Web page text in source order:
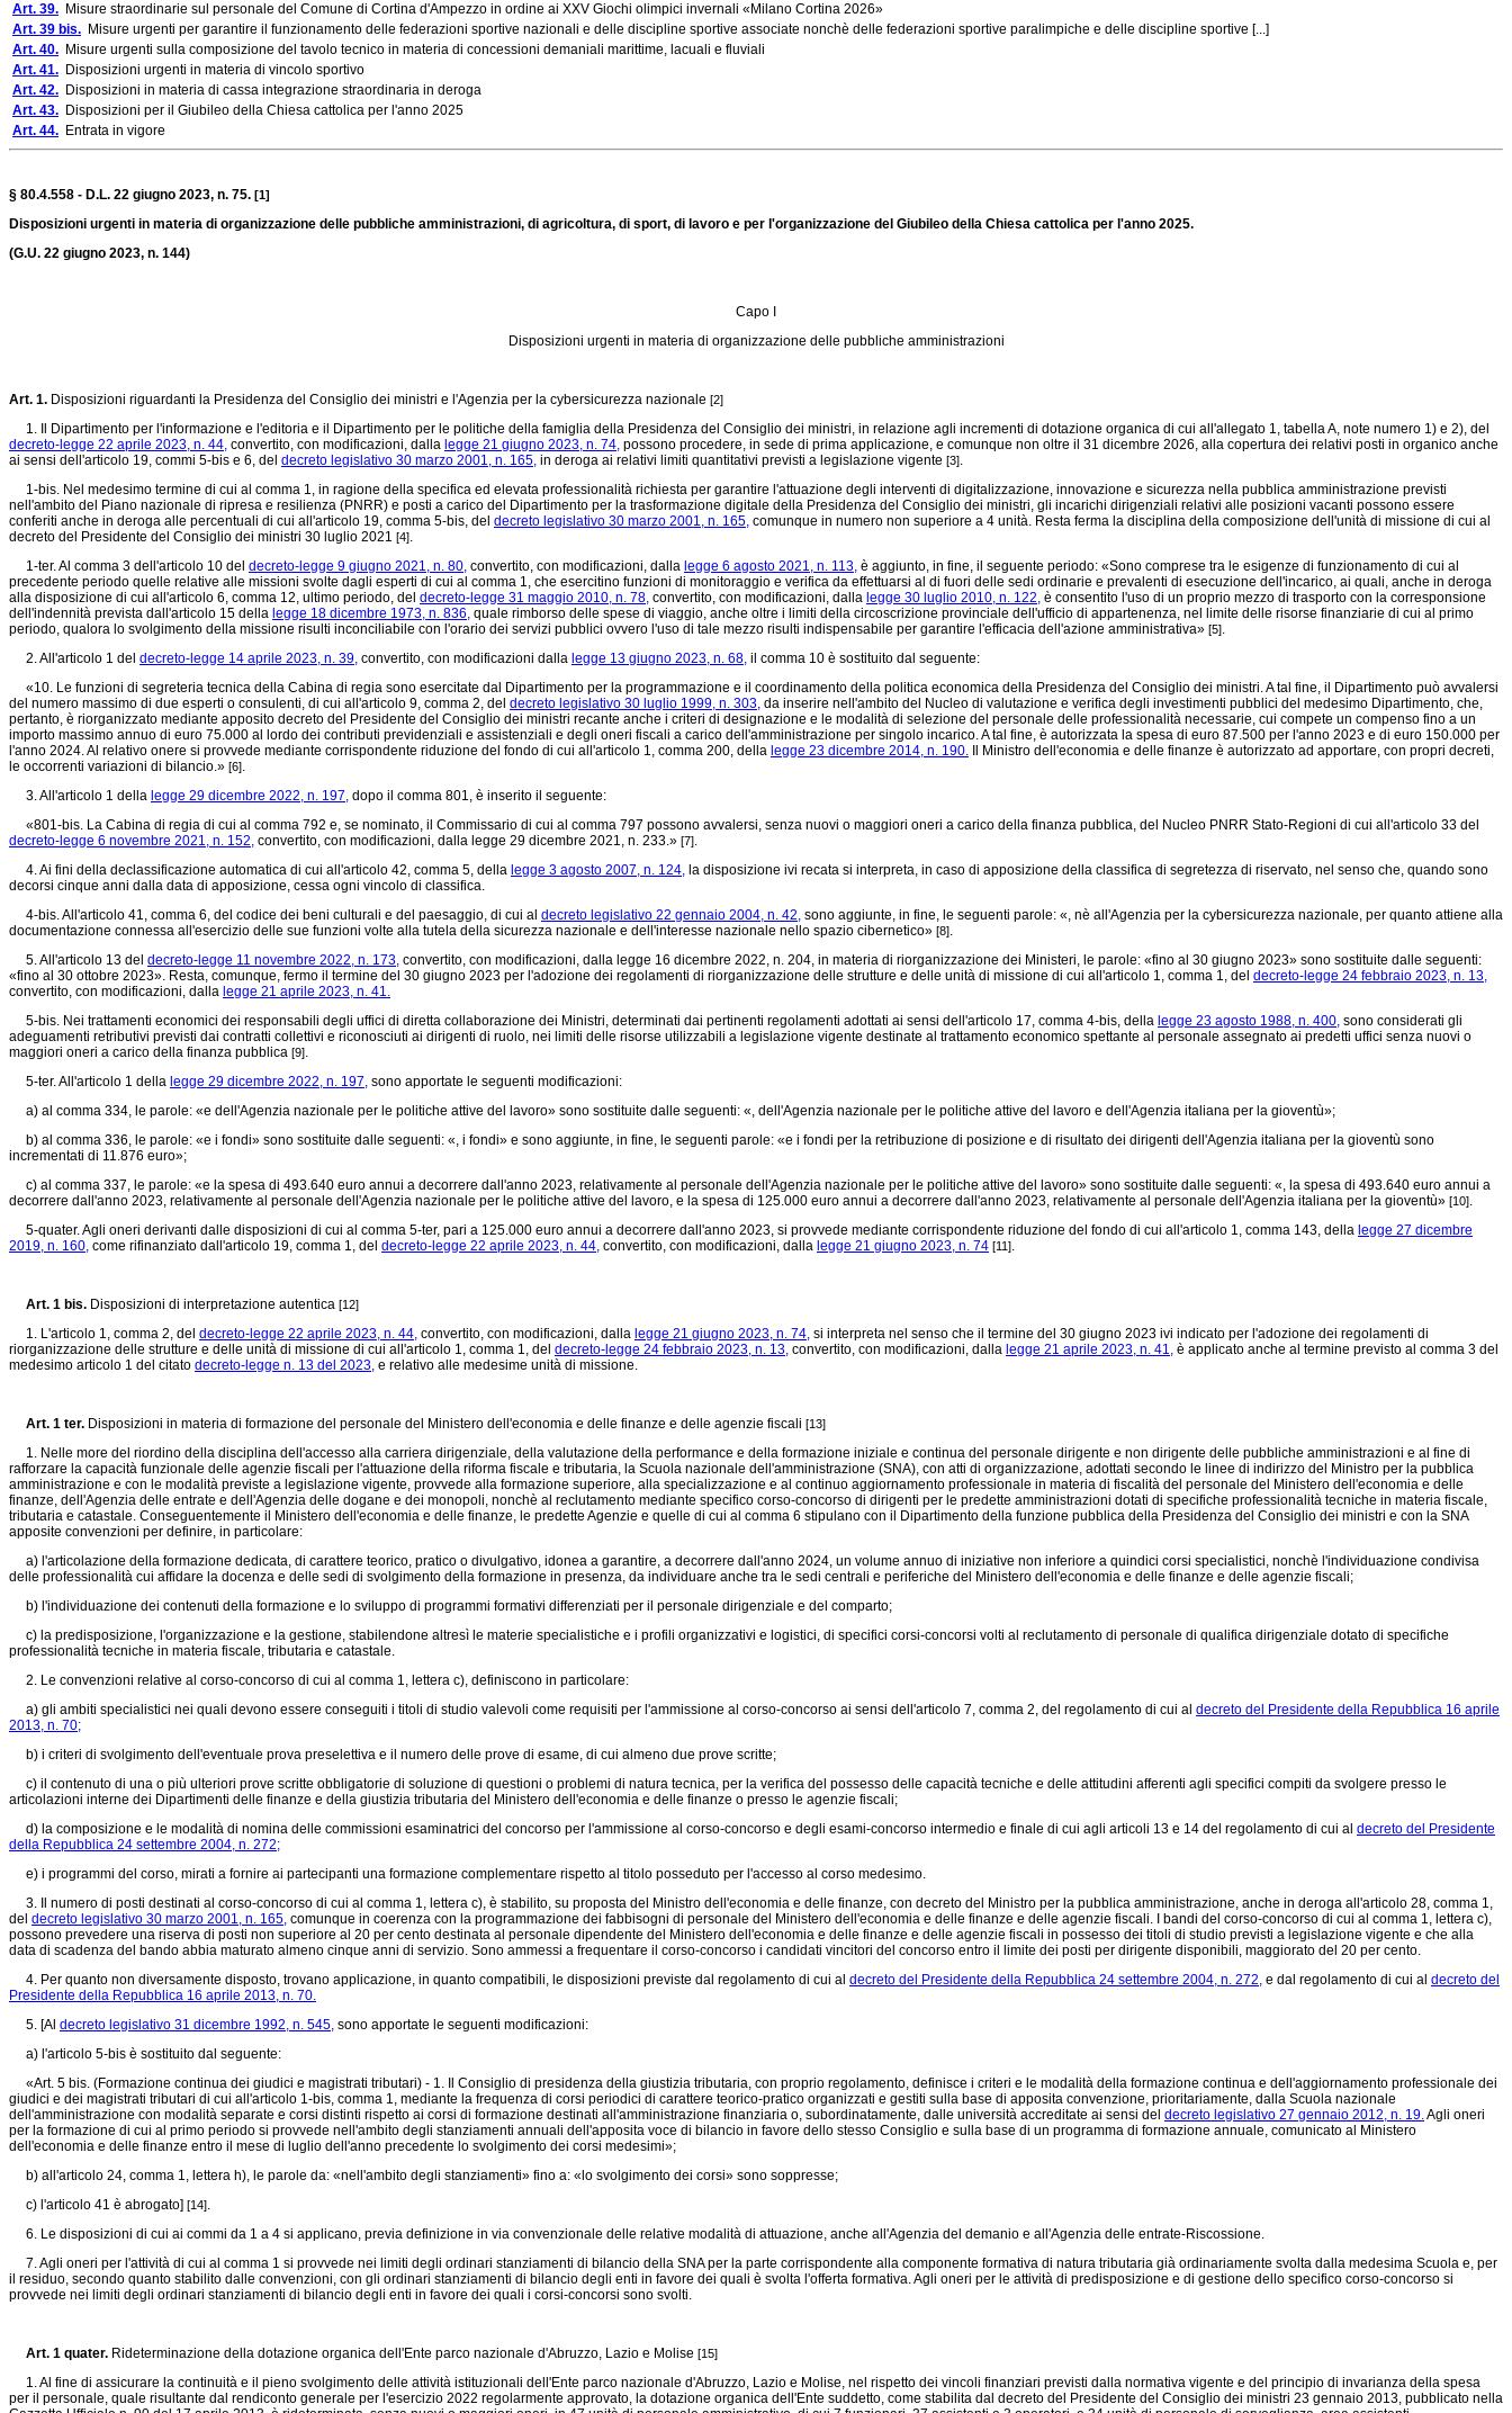
Art. 39. Misure straordinarie sul personale del Comune di Cortina d'Ampezzo in ordine ai XXV Giochi olimpici invernali «Milano Cortina 2026»
Art. 39 bis. Misure urgenti per garantire il funzionamento delle federazioni sportive nazionali e delle discipline sportive associate nonchè delle federazioni sportive paralimpiche e delle discipline sportive [...]
Art. 40. Misure urgenti sulla composizione del tavolo tecnico in materia di concessioni demaniali marittime, lacuali e fluviali
Art. 41. Disposizioni urgenti in materia di vincolo sportivo
Art. 42. Disposizioni in materia di cassa integrazione straordinaria in deroga
Art. 43. Disposizioni per il Giubileo della Chiesa cattolica per l'anno 2025
Art. 44. Entrata in vigore
§ 80.4.558 - D.L. 22 giugno 2023, n. 75. [1]
Disposizioni urgenti in materia di organizzazione delle pubbliche amministrazioni, di agricoltura, di sport, di lavoro e per l'organizzazione del Giubileo della Chiesa cattolica per l'anno 2025.
(G.U. 22 giugno 2023, n. 144)
Capo I
Disposizioni urgenti in materia di organizzazione delle pubbliche amministrazioni
Art. 1. Disposizioni riguardanti la Presidenza del Consiglio dei ministri e l'Agenzia per la cybersicurezza nazionale [2]
1. Il Dipartimento per l'informazione e l'editoria e il Dipartimento per le politiche della famiglia della Presidenza del Consiglio dei ministri, in relazione agli incrementi di dotazione organica di cui all'allegato 1, tabella A, note numero 1) e 2), del
decreto-legge 22 aprile 2023, n. 44, convertito, con modificazioni, dalla legge 21 giugno 2023, n. 74, possono procedere, in sede di prima applicazione, e comunque non oltre il 31 dicembre 2026, alla copertura dei relativi posti in organico anche
ai sensi dell'articolo 19, commi 5-bis e 6, del decreto legislativo 30 marzo 2001, n. 165, in deroga ai relativi limiti quantitativi previsti a legislazione vigente [3].
1-bis. Nel medesimo termine di cui al comma 1, in ragione della specifica ed elevata professionalità richiesta per garantire l'attuazione degli interventi di digitalizzazione, innovazione e sicurezza nella pubblica amministrazione previsti
nell'ambito del Piano nazionale di ripresa e resilienza (PNRR) e posti a carico del Dipartimento per la trasformazione digitale della Presidenza del Consiglio dei ministri, gli incarichi dirigenziali relativi alle posizioni vacanti possono essere
conferiti anche in deroga alle percentuali di cui all'articolo 19, comma 5-bis, del decreto legislativo 30 marzo 2001, n. 165, comunque in numero non superiore a 4 unità. Resta ferma la disciplina della composizione dell'unità di missione di cui al
decreto del Presidente del Consiglio dei ministri 30 luglio 2021 [4].
1-ter. Al comma 3 dell'articolo 10 del decreto-legge 9 giugno 2021, n. 80, convertito, con modificazioni, dalla legge 6 agosto 2021, n. 113, è aggiunto, in fine, il seguente periodo: «Sono comprese tra le esigenze di funzionamento di cui al
precedente periodo quelle relative alle missioni svolte dagli esperti di cui al comma 1, che esercitino funzioni di monitoraggio e verifica da effettuarsi al di fuori delle sedi ordinarie e prevalenti di esecuzione dell'incarico, ai quali, anche in deroga
alla disposizione di cui all'articolo 6, comma 12, ultimo periodo, del decreto-legge 31 maggio 2010, n. 78, convertito, con modificazioni, dalla legge 30 luglio 2010, n. 122, è consentito l'uso di un proprio mezzo di trasporto con la corresponsione
dell'indennità prevista dall'articolo 15 della legge 18 dicembre 1973, n. 836, quale rimborso delle spese di viaggio, anche oltre i limiti della circoscrizione provinciale dell'ufficio di appartenenza, nel limite delle risorse finanziarie di cui al primo
periodo, qualora lo svolgimento della missione risulti inconciliabile con l'orario dei servizi pubblici ovvero l'uso di tale mezzo risulti indispensabile per garantire l'efficacia dell'azione amministrativa» [5].
2. All'articolo 1 del decreto-legge 14 aprile 2023, n. 39, convertito, con modificazioni dalla legge 13 giugno 2023, n. 68, il comma 10 è sostituito dal seguente:
«10. Le funzioni di segreteria tecnica della Cabina di regia sono esercitate dal Dipartimento per la programmazione e il coordinamento della politica economica della Presidenza del Consiglio dei ministri. A tal fine, il Dipartimento può avvalersi
del numero massimo di due esperti o consulenti, di cui all'articolo 9, comma 2, del decreto legislativo 30 luglio 1999, n. 303, da inserire nell'ambito del Nucleo di valutazione e verifica degli investimenti pubblici del medesimo Dipartimento, che,
pertanto, è riorganizzato mediante apposito decreto del Presidente del Consiglio dei ministri recante anche i criteri di designazione e le modalità di selezione del personale delle professionalità necessarie, cui compete un compenso fino a un
importo massimo annuo di euro 75.000 al lordo dei contributi previdenziali e assistenziali e degli oneri fiscali a carico dell'amministrazione per singolo incarico. A tal fine, è autorizzata la spesa di euro 87.500 per l'anno 2023 e di euro 150.000 per
l'anno 2024. Al relativo onere si provvede mediante corrispondente riduzione del fondo di cui all'articolo 1, comma 200, della legge 23 dicembre 2014, n. 190. Il Ministro dell'economia e delle finanze è autorizzato ad apportare, con propri decreti,
le occorrenti variazioni di bilancio.» [6].
3. All'articolo 1 della legge 29 dicembre 2022, n. 197, dopo il comma 801, è inserito il seguente:
«801-bis. La Cabina di regia di cui al comma 792 e, se nominato, il Commissario di cui al comma 797 possono avvalersi, senza nuovi o maggiori oneri a carico della finanza pubblica, del Nucleo PNRR Stato-Regioni di cui all'articolo 33 del
decreto-legge 6 novembre 2021, n. 152, convertito, con modificazioni, dalla legge 29 dicembre 2021, n. 233.» [7].
4. Ai fini della declassificazione automatica di cui all'articolo 42, comma 5, della legge 3 agosto 2007, n. 124, la disposizione ivi recata si interpreta, in caso di apposizione della classifica di segretezza di riservato, nel senso che, quando sono
decorsi cinque anni dalla data di apposizione, cessa ogni vincolo di classifica.
4-bis. All'articolo 41, comma 6, del codice dei beni culturali e del paesaggio, di cui al decreto legislativo 22 gennaio 2004, n. 42, sono aggiunte, in fine, le seguenti parole: «, nè all'Agenzia per la cybersicurezza nazionale, per quanto attiene alla
documentazione connessa all'esercizio delle sue funzioni volte alla tutela della sicurezza nazionale e dell'interesse nazionale nello spazio cibernetico» [8].
5. All'articolo 13 del decreto-legge 11 novembre 2022, n. 173, convertito, con modificazioni, dalla legge 16 dicembre 2022, n. 204, in materia di riorganizzazione dei Ministeri, le parole: «fino al 30 giugno 2023» sono sostituite dalle seguenti:
«fino al 30 ottobre 2023». Resta, comunque, fermo il termine del 30 giugno 2023 per l'adozione dei regolamenti di riorganizzazione delle strutture e delle unità di missione di cui all'articolo 1, comma 1, del decreto-legge 24 febbraio 2023, n. 13,
convertito, con modificazioni, dalla legge 21 aprile 2023, n. 41.
5-bis. Nei trattamenti economici dei responsabili degli uffici di diretta collaborazione dei Ministri, determinati dai pertinenti regolamenti adottati ai sensi dell'articolo 17, comma 4-bis, della legge 23 agosto 1988, n. 400, sono considerati gli
adeguamenti retributivi previsti dai contratti collettivi e riconosciuti ai dirigenti di ruolo, nei limiti delle risorse utilizzabili a legislazione vigente destinate al trattamento economico spettante al personale assegnato ai predetti uffici senza nuovi o
maggiori oneri a carico della finanza pubblica [9].
5-ter. All'articolo 1 della legge 29 dicembre 2022, n. 197, sono apportate le seguenti modificazioni:
a) al comma 334, le parole: «e dell'Agenzia nazionale per le politiche attive del lavoro» sono sostituite dalle seguenti: «, dell'Agenzia nazionale per le politiche attive del lavoro e dell'Agenzia italiana per la gioventù»;
b) al comma 336, le parole: «e i fondi» sono sostituite dalle seguenti: «, i fondi» e sono aggiunte, in fine, le seguenti parole: «e i fondi per la retribuzione di posizione e di risultato dei dirigenti dell'Agenzia italiana per la gioventù sono
incrementati di 11.876 euro»;
c) al comma 337, le parole: «e la spesa di 493.640 euro annui a decorrere dall'anno 2023, relativamente al personale dell'Agenzia nazionale per le politiche attive del lavoro» sono sostituite dalle seguenti: «, la spesa di 493.640 euro annui a
decorrere dall'anno 2023, relativamente al personale dell'Agenzia nazionale per le politiche attive del lavoro, e la spesa di 125.000 euro annui a decorrere dall'anno 2023, relativamente al personale dell'Agenzia italiana per la gioventù» [10].
5-quater. Agli oneri derivanti dalle disposizioni di cui al comma 5-ter, pari a 125.000 euro annui a decorrere dall'anno 2023, si provvede mediante corrispondente riduzione del fondo di cui all'articolo 1, comma 143, della legge 27 dicembre
2019, n. 160, come rifinanziato dall'articolo 19, comma 1, del decreto-legge 22 aprile 2023, n. 44, convertito, con modificazioni, dalla legge 21 giugno 2023, n. 74 [11].
Art. 1 bis. Disposizioni di interpretazione autentica [12]
1. L'articolo 1, comma 2, del decreto-legge 22 aprile 2023, n. 44, convertito, con modificazioni, dalla legge 21 giugno 2023, n. 74, si interpreta nel senso che il termine del 30 giugno 2023 ivi indicato per l'adozione dei regolamenti di
riorganizzazione delle strutture e delle unità di missione di cui all'articolo 1, comma 1, del decreto-legge 24 febbraio 2023, n. 13, convertito, con modificazioni, dalla legge 21 aprile 2023, n. 41, è applicato anche al termine previsto al comma 3 del
medesimo articolo 1 del citato decreto-legge n. 13 del 2023, e relativo alle medesime unità di missione.
Art. 1 ter. Disposizioni in materia di formazione del personale del Ministero dell'economia e delle finanze e delle agenzie fiscali [13]
1. Nelle more del riordino della disciplina dell'accesso alla carriera dirigenziale, della valutazione della performance e della formazione iniziale e continua del personale dirigente e non dirigente delle pubbliche amministrazioni e al fine di
rafforzare la capacità funzionale delle agenzie fiscali per l'attuazione della riforma fiscale e tributaria, la Scuola nazionale dell'amministrazione (SNA), con atti di organizzazione, adottati secondo le linee di indirizzo del Ministro per la pubblica
amministrazione e con le modalità previste a legislazione vigente, provvede alla formazione superiore, alla specializzazione e al continuo aggiornamento professionale in materia di fiscalità del personale del Ministero dell'economia e delle
finanze, dell'Agenzia delle entrate e dell'Agenzia delle dogane e dei monopoli, nonchè al reclutamento mediante specifico corso-concorso di dirigenti per le predette amministrazioni dotati di specifiche professionalità tecniche in materia fiscale,
tributaria e catastale. Conseguentemente il Ministero dell'economia e delle finanze, le predette Agenzie e quelle di cui al comma 6 stipulano con il Dipartimento della funzione pubblica della Presidenza del Consiglio dei ministri e con la SNA
apposite convenzioni per definire, in particolare:
a) l'articolazione della formazione dedicata, di carattere teorico, pratico o divulgativo, idonea a garantire, a decorrere dall'anno 2024, un volume annuo di iniziative non inferiore a quindici corsi specialistici, nonchè l'individuazione condivisa
delle professionalità cui affidare la docenza e delle sedi di svolgimento della formazione in presenza, da individuare anche tra le sedi centrali e periferiche del Ministero dell'economia e delle finanze e delle agenzie fiscali;
b) l'individuazione dei contenuti della formazione e lo sviluppo di programmi formativi differenziati per il personale dirigenziale e del comparto;
c) la predisposizione, l'organizzazione e la gestione, stabilendone altresì le materie specialistiche e i profili organizzativi e logistici, di specifici corsi-concorsi volti al reclutamento di personale di qualifica dirigenziale dotato di specifiche
professionalità tecniche in materia fiscale, tributaria e catastale.
2. Le convenzioni relative al corso-concorso di cui al comma 1, lettera c), definiscono in particolare:
a) gli ambiti specialistici nei quali devono essere conseguiti i titoli di studio valevoli come requisiti per l'ammissione al corso-concorso ai sensi dell'articolo 7, comma 2, del regolamento di cui al decreto del Presidente della Repubblica 16 aprile
2013, n. 70;
b) i criteri di svolgimento dell'eventuale prova preselettiva e il numero delle prove di esame, di cui almeno due prove scritte;
c) il contenuto di una o più ulteriori prove scritte obbligatorie di soluzione di questioni o problemi di natura tecnica, per la verifica del possesso delle capacità tecniche e delle attitudini afferenti agli specifici compiti da svolgere presso le
articolazioni interne dei Dipartimenti delle finanze e della giustizia tributaria del Ministero dell'economia e delle finanze o presso le agenzie fiscali;
d) la composizione e le modalità di nomina delle commissioni esaminatrici del concorso per l'ammissione al corso-concorso e degli esami-concorso intermedio e finale di cui agli articoli 13 e 14 del regolamento di cui al decreto del Presidente
della Repubblica 24 settembre 2004, n. 272;
e) i programmi del corso, mirati a fornire ai partecipanti una formazione complementare rispetto al titolo posseduto per l'accesso al corso medesimo.
3. Il numero di posti destinati al corso-concorso di cui al comma 1, lettera c), è stabilito, su proposta del Ministro dell'economia e delle finanze, con decreto del Ministro per la pubblica amministrazione, anche in deroga all'articolo 28, comma 1,
del decreto legislativo 30 marzo 2001, n. 165, comunque in coerenza con la programmazione dei fabbisogni di personale del Ministero dell'economia e delle finanze e delle agenzie fiscali. I bandi del corso-concorso di cui al comma 1, lettera c),
possono prevedere una riserva di posti non superiore al 20 per cento destinata al personale dipendente del Ministero dell'economia e delle finanze e delle agenzie fiscali in possesso dei titoli di studio previsti a legislazione vigente e che alla
data di scadenza del bando abbia maturato almeno cinque anni di servizio. Sono ammessi a frequentare il corso-concorso i candidati vincitori del concorso entro il limite dei posti per dirigente disponibili, maggiorato del 20 per cento.
4. Per quanto non diversamente disposto, trovano applicazione, in quanto compatibili, le disposizioni previste dal regolamento di cui al decreto del Presidente della Repubblica 24 settembre 2004, n. 272, e dal regolamento di cui al decreto del
Presidente della Repubblica 16 aprile 2013, n. 70.
5. [Al decreto legislativo 31 dicembre 1992, n. 545, sono apportate le seguenti modificazioni:
a) l'articolo 5-bis è sostituito dal seguente:
«Art. 5 bis. (Formazione continua dei giudici e magistrati tributari) - 1. Il Consiglio di presidenza della giustizia tributaria, con proprio regolamento, definisce i criteri e le modalità della formazione continua e dell'aggiornamento professionale dei
giudici e dei magistrati tributari di cui all'articolo 1-bis, comma 1, mediante la frequenza di corsi periodici di carattere teorico-pratico organizzati e gestiti sulla base di apposita convenzione, prioritariamente, dalla Scuola nazionale
dell'amministrazione con modalità separate e corsi distinti rispetto ai corsi di formazione destinati all'amministrazione finanziaria o, subordinatamente, dalle università accreditate ai sensi del decreto legislativo 27 gennaio 2012, n. 19.Agli oneri
per la formazione di cui al primo periodo si provvede nell'ambito degli stanziamenti annuali dell'apposita voce di bilancio in favore dello stesso Consiglio e sulla base di un programma di formazione annuale, comunicato al Ministero
dell'economia e delle finanze entro il mese di luglio dell'anno precedente lo svolgimento dei corsi medesimi»;
b) all'articolo 24, comma 1, lettera h), le parole da: «nell'ambito degli stanziamenti» fino a: «lo svolgimento dei corsi» sono soppresse;
c) l'articolo 41 è abrogato] [14].
6. Le disposizioni di cui ai commi da 1 a 4 si applicano, previa definizione in via convenzionale delle relative modalità di attuazione, anche all'Agenzia del demanio e all'Agenzia delle entrate-Riscossione.
7. Agli oneri per l'attività di cui al comma 1 si provvede nei limiti degli ordinari stanziamenti di bilancio della SNA per la parte corrispondente alla componente formativa di natura tributaria già ordinariamente svolta dalla medesima Scuola e, per
il residuo, secondo quanto stabilito dalle convenzioni, con gli ordinari stanziamenti di bilancio degli enti in favore dei quali è svolta l'offerta formativa. Agli oneri per le attività di predisposizione e di gestione dello specifico corso-concorso si
provvede nei limiti degli ordinari stanziamenti di bilancio degli enti in favore dei quali i corsi-concorsi sono svolti.
Art. 1 quater. Rideterminazione della dotazione organica dell'Ente parco nazionale d'Abruzzo, Lazio e Molise [15]
1. Al fine di assicurare la continuità e il pieno svolgimento delle attività istituzionali dell'Ente parco nazionale d'Abruzzo, Lazio e Molise, nel rispetto dei vincoli finanziari previsti dalla normativa vigente e del principio di invarianza della spesa
per il personale, quale risultante dal rendiconto generale per l'esercizio 2022 regolarmente approvato, la dotazione organica dell'Ente suddetto, come stabilita dal decreto del Presidente del Consiglio dei ministri 23 gennaio 2013, pubblicato nella